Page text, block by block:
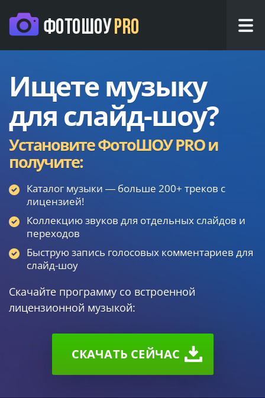
Ищете музыку
для слайд-шоу?
Установите ФотоШОУ PRO и
получите:
Каталог музыки — больше 200+ треков с
лицензией!
Коллекцию звуков для отдельных слайдов и
переходов
Быструю запись голосовых комментариев для
слайд-шоу
Скачайте программу со встроенной
лицензионной музыкой:
СКАЧАТЬ CEЙЧАС